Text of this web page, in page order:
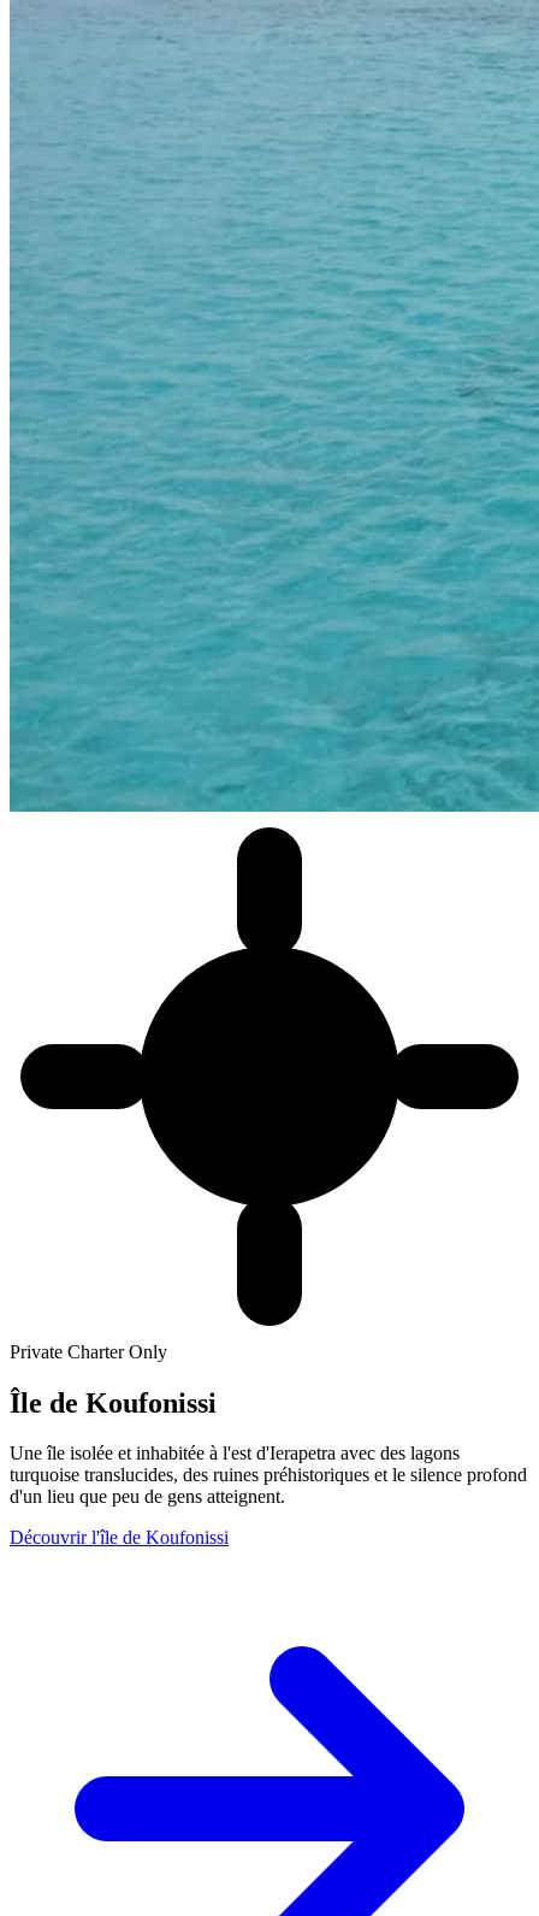
Private Charter Only
Île de Koufonissi
Une île isolée et inhabitée à l'est d'Ierapetra avec des lagons
turquoise translucides, des ruines préhistoriques et le silence profond
d'un lieu que peu de gens atteignent.
Découvrir l'île de Koufonissi